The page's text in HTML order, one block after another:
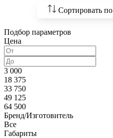
Сортировать по
По возрастанию
По популярности
Подбор параметров
Цена
3 000
18 375
33 750
49 125
64 500
Бренд/Изготовитель
Все
Габариты